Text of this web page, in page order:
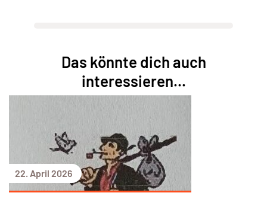
Das könnte dich auch
interessieren...
22. April 2026